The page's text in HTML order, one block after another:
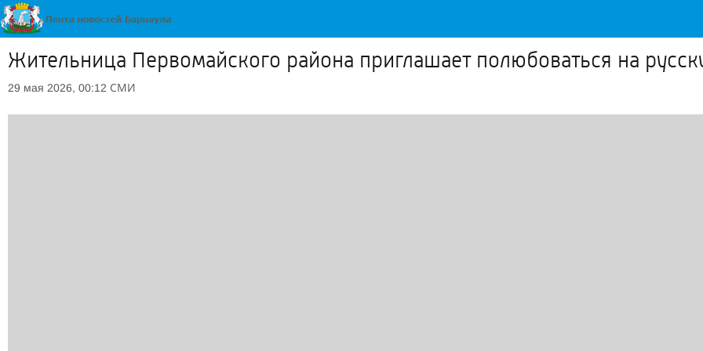
Жительница Первомайского района приглашает полюбоваться на
29 мая 2026, 00:12 СМИ